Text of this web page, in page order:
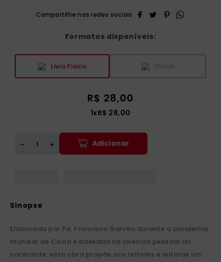
Formatos disponíveis:
Livro Físico
R$ 28,00
1xR$ 28,00
＋
－ Adicionar
Elaborada por Pe. Francisco Galvão durante a pandemia
mundial de Covid e baseada na vivência pessoal do
sacerdote, esta obra propõe aos leitores e leitoras um